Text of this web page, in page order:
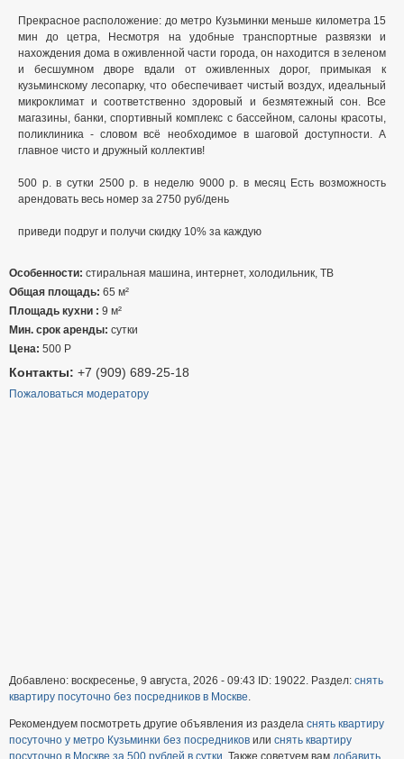
Прекрасное расположение: до метро Кузьминки меньше километра 15
мин до цетра, Несмотря на удобные транспортные развязки и
нахождения дома в оживленной части города, он находится в зеленом
и бесшумном дворе вдали от оживленных дорог, примыкая к
кузьминскому лесопарку, что обеспечивает чистый воздух, идеальный
микроклимат и соответственно здоровый и безмятежный сон. Все
магазины, банки, спортивный комплекс с бассейном, салоны красоты,
поликлиника - словом всё необходимое в шаговой доступности. А
главное чисто и дружный коллектив!
500 р. в сутки 2500 р. в неделю 9000 р. в месяц Есть возможность
арендовать весь номер за 2750 руб/день
приведи подруг и получи скидку 10% за каждую
Особенности: стиральная машина, интернет, холодильник, ТВ
Общая площадь: 65 м²
Площадь кухни : 9 м²
Мин. срок аренды: сутки
Цена: 500 Р
Контакты: +7 (909) 689-25-18
Пожаловаться модератору
Добавлено: воскресенье, 9 августа, 2026 - 09:43 ID: 19022. Раздел: снять
квартиру посуточно без посредников в Москве
Рекомендуем посмотреть другие объявления из раздела снять квартиру
посуточно у метро Кузьминки без посредников или снять квартиру
посуточно в Москве за 500 рублей в сутки . Также советуем вам добавить